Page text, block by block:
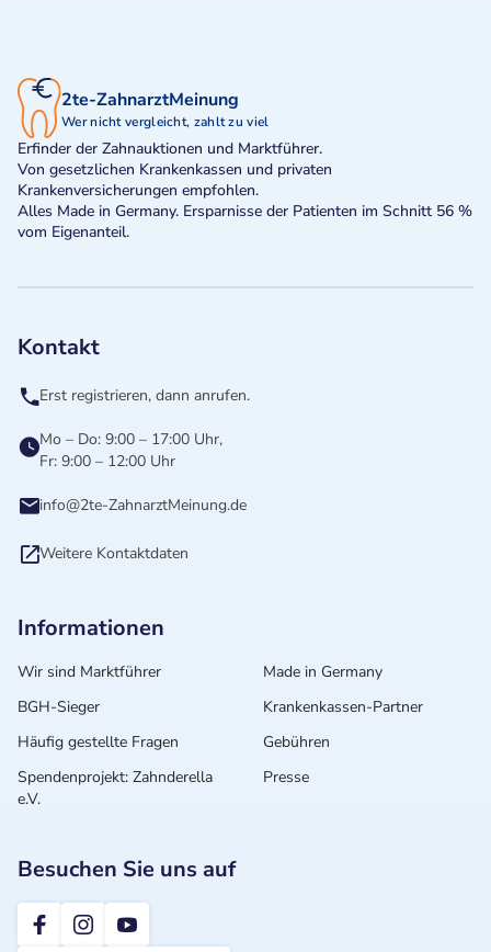
2te-ZahnarztMeinung
Wer nicht vergleicht, zahlt zu viel
Erfinder der Zahnauktionen und Marktführer.
Von gesetzlichen Krankenkassen und privaten
Krankenversicherungen empfohlen.
Alles Made in Germany. Ersparnisse der Patienten im Schnitt 56 %
vom Eigenanteil.
Kontakt
Erst registrieren, dann anrufen.
Mo – Do: 9:00 – 17:00 Uhr,
Fr: 9:00 – 12:00 Uhr
info@2te-ZahnarztMeinung.de
Weitere Kontaktdaten
Informationen
Wir sind Marktführer
Made in Germany
BGH-Sieger
Krankenkassen-Partner
Häufig gestellte Fragen
Gebühren
Spendenprojekt: Zahnderella
e.V.
Presse
Besuchen Sie uns auf